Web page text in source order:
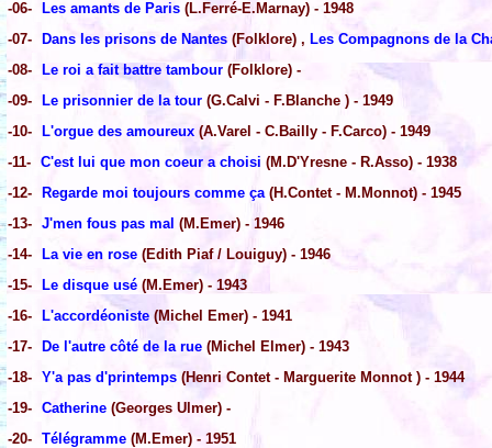
-06- Les amants de Paris (L.Ferré-E.Marnay) - 1948
-07- Dans les prisons de Nantes (Folklore) , Les Compagnons de la
-08- Le roi a fait battre tambour (Folklore) -
-09- Le prisonnier de la tour (G.Calvi - F.Blanche ) - 1949
-10- L'orgue des amoureux (A.Varel - C.Bailly - F.Carco) - 1949
-11- C'est lui que mon coeur a choisi (M.D'Yresne - R.Asso) - 1938
-12- Regarde moi toujours comme ça (H.Contet - M.Monnot) - 1945
-13- J'men fous pas mal (M.Emer) - 1946
-14- La vie en rose (Edith Piaf / Louiguy) - 1946
-15- Le disque usé (M.Emer) - 1943
-16- L'accordéoniste (Michel Emer) - 1941
-17- De l'autre côté de la rue (Michel Elmer) - 1943
-18- Y'a pas d'printemps (Henri Contet - Marguerite Monnot ) - 1944
-19- Catherine (Georges Ulmer) -
-20- Télégramme (M.Emer) - 1951